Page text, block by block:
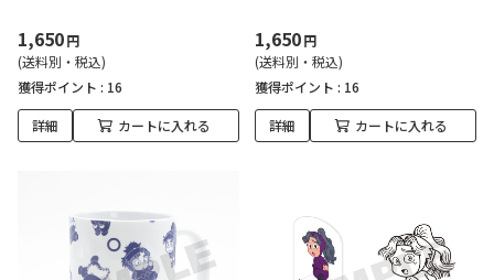
1,650円
(送料別・税込)
獲得ポイント : 16
詳細 カートに入れる
1,650円
(送料別・税込)
獲得ポイント : 16
詳細 カートに入れる